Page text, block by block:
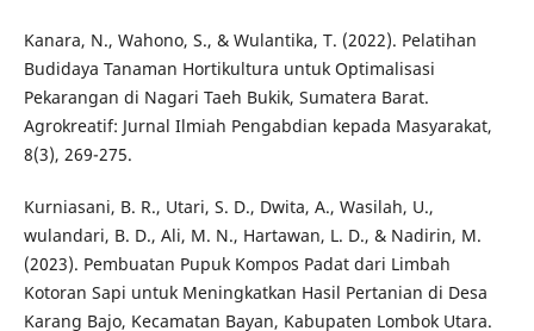
Kanara, N., Wahono, S., & Wulantika, T. (2022). Pelatihan
Budidaya Tanaman Hortikultura untuk Optimalisasi
Pekarangan di Nagari Taeh Bukik, Sumatera Barat.
Agrokreatif: Jurnal Ilmiah Pengabdian kepada Masyarakat,
8(3), 269-275.
Kurniasani, B. R., Utari, S. D., Dwita, A., Wasilah, U.,
wulandari, B. D., Ali, M. N., Hartawan, L. D., & Nadirin, M.
(2023). Pembuatan Pupuk Kompos Padat dari Limbah
Kotoran Sapi untuk Meningkatkan Hasil Pertanian di Desa
Karang Bajo, Kecamatan Bayan, Kabupaten Lombok Utara.